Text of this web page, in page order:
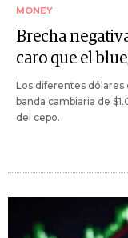
MONEY
Brecha
caro que el
Los diferentes dólares
banda cambiaria de
del cepo.